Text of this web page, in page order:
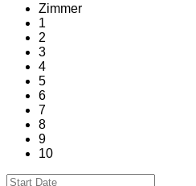
Zimmer
1
2
3
4
5
6
7
8
9
10